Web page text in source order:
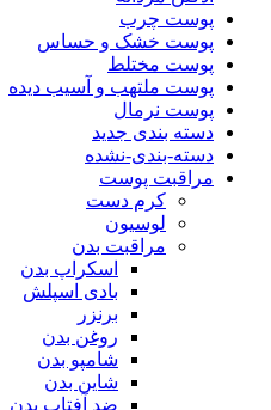
پوست چرب
پوست خشک و حساس
پوست مختلط
پوست ملتهب و آسیب دیده
پوست نرمال
دسته بندی جدید
دسته-بندی-نشده
مراقبت پوست
کرم دست
لوسیون
مراقبت بدن
اسکراپ بدن
بادی اسپلش
برنزر
روغن بدن
شامپو بدن
شاین بدن
ضد آفتاب بدن